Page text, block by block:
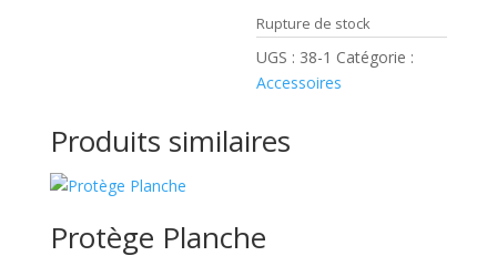
Rupture de stock
UGS : 38-1 Catégorie :
Accessoires
Produits similaires
Protège Planche